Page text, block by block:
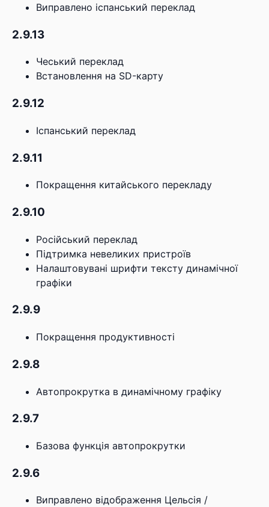
Виправлено іспанський переклад
2.9.13
Чеський переклад
Встановлення на SD-карту
2.9.12
Іспанський переклад
2.9.11
Покращення китайського перекладу
2.9.10
Російський переклад
Підтримка невеликих пристроїв
Налаштовувані шрифти тексту динамічної
графіки
2.9.9
Покращення продуктивності
2.9.8
Автопрокрутка в динамічному графіку
2.9.7
Базова функція автопрокрутки
2.9.6
Виправлено відображення Цельсія /